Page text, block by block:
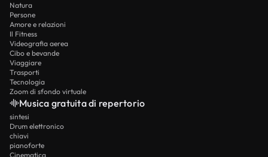
Natura
Persone
Amore e relazioni
Il Fitness
Videografia aerea
Cibo e bevande
Viaggiare
Trasporti
Tecnologia
Zoom di sfondo virtuale
Musica gratuita di repertorio
sintesi
Drum elettronico
chiavi
pianoforte
Cinematica